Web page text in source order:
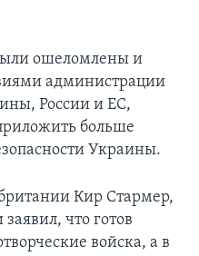
ошеломлены и
администрации
России и ЕС,
больше
Украины.
Кир Стармер,
что готов
войска, а в